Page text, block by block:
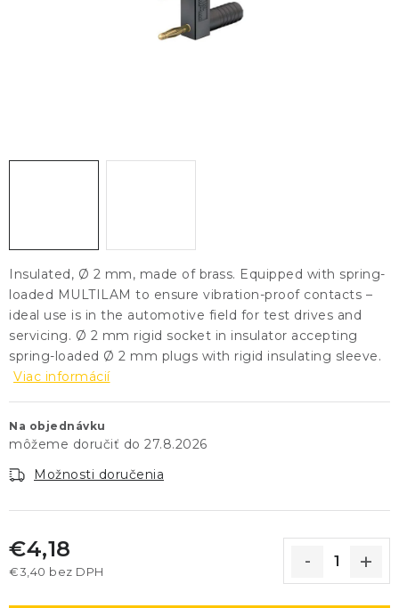
Insulated, Ø 2 mm, made of brass. Equipped with spring-
loaded MULTILAM to ensure vibration-proof contacts –
ideal use is in the automotive field for test drives and
servicing. Ø 2 mm rigid socket in insulator accepting
spring-loaded Ø 2 mm plugs with rigid insulating sleeve.
Viac informácií
Na objednávku
27.8.2026
Možnosti doručenia
€4,18
€3,40 bez DPH